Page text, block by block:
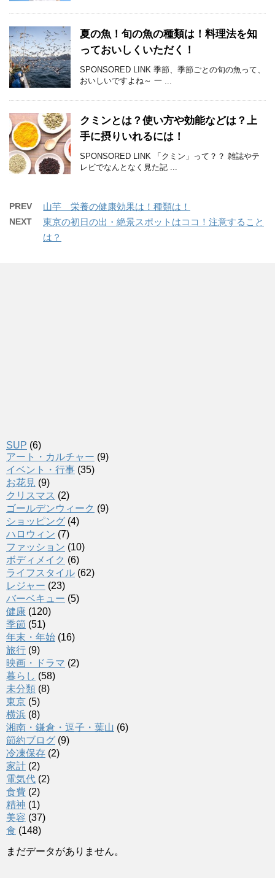
夏の魚！旬の魚の種類は！料理法を知
っておいしくいただく！
SPONSORED LINK 季節、季節ごとの旬の魚って、
おいしいですよね～ 一 ...
クミンとは？使い方や効能などは？上
手に摂りいれるには！
SPONSORED LINK 「クミン」って？？ 雑誌やテ
レビでなんとなく見た記 ...
PREV 山芋 栄養の健康効果は！種類は！
NEXT
東京の初日の出・絶景スポットはココ！注意すること
は？
SUP (6)
アート・カルチャー (9)
イベント・行事 (35)
お花見 (9)
クリスマス (2)
ゴールデンウィーク (9)
ショッピング (4)
ハロウィン (7)
ファッション (10)
ボディメイク (6)
ライフスタイル (62)
レジャー (23)
バーベキュー (5)
健康 (120)
季節 (51)
年末・年始 (16)
旅行 (9)
映画・ドラマ (2)
暮らし (58)
未分類 (8)
東京 (5)
横浜 (8)
湘南・鎌倉・逗子・葉山 (6)
節約ブログ (9)
冷凍保存 (2)
家計 (2)
電気代 (2)
食費 (2)
精神 (1)
美容 (37)
食 (148)
まだデータがありません。